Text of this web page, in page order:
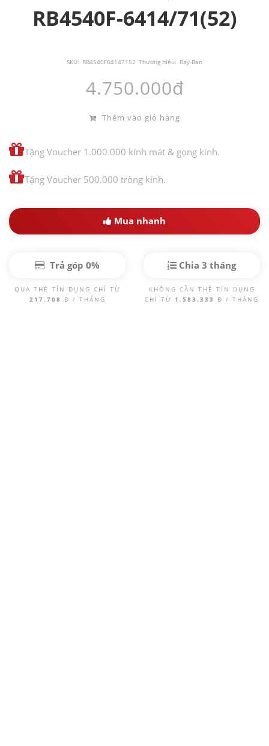
RB4540F-6414/71(52)
SKU: RB4540F64147152 Thương hiệu: Ray-Ban
4.750.000đ
Thêm vào giỏ hàng
Tặng Voucher 1.000.000 kính mát & gọng kính.
Tặng Voucher 500.000 tròng kính.
Mua nhanh
Trả góp 0%
QUA THẺ TÍN DỤNG CHỈ TỪ
217.708 Đ / THÁNG
Chia 3 tháng
KHÔNG CẦN THẺ TÍN DỤNG
CHỈ TỪ 1.583.333 Đ / THÁNG